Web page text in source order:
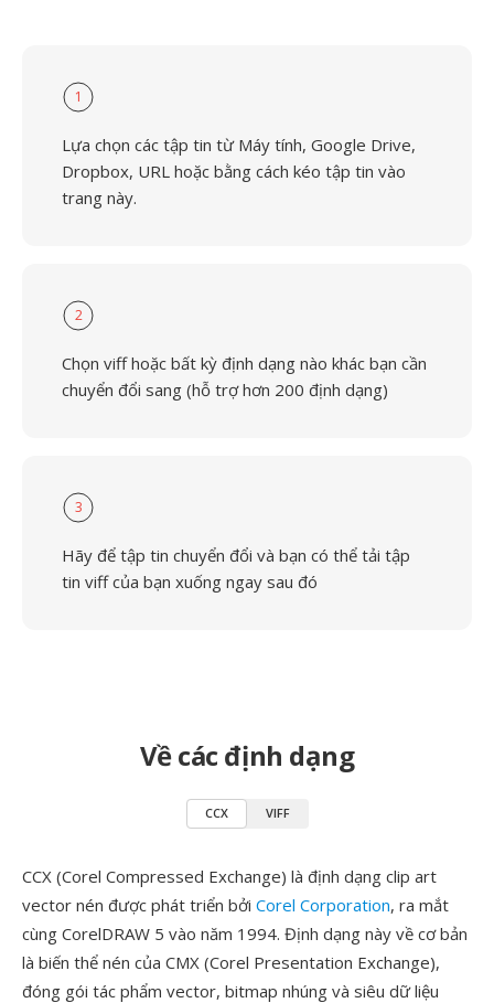
1
Lựa chọn các tập tin từ Máy tính, Google Drive,
Dropbox, URL hoặc bằng cách kéo tập tin vào
trang này.
2
Chọn viff hoặc bất kỳ định dạng nào khác bạn cần
chuyển đổi sang (hỗ trợ hơn 200 định dạng)
3
Hãy để tập tin chuyển đổi và bạn có thể tải tập
tin viff của bạn xuống ngay sau đó
Về các định dạng
CCX VIFF
CCX (Corel Compressed Exchange) là định dạng clip art
vector nén được phát triển bởi Corel Corporation, ra mắt
cùng CorelDRAW 5 vào năm 1994. Định dạng này về cơ bản
là biến thể nén của CMX (Corel Presentation Exchange),
đóng gói tác phẩm vector, bitmap nhúng và siêu dữ liệu